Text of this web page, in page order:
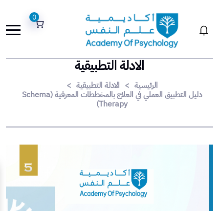
0
الادلة التطبيقية
الرئيسية > الادلة التطبيقية >
دليل التطبيق العملي في العلاج بالمخططات المعرفية (Schema
Therapy)